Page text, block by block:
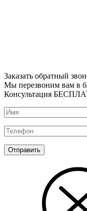
Заказать обратный
Мы перезвоним вам в
Консультация